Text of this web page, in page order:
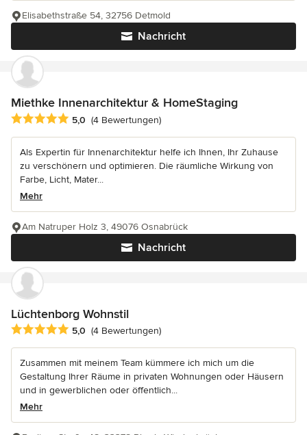
Nachricht
Elisabethstraße 54, 32756 Detmold
Miethke Innenarchitektur & HomeStaging
Durchschnittliche Bewertung: 5 von 5 Sternen
5,0 (4 Bewertungen)
Als Expertin für Innenarchitektur helfe ich Ihnen, Ihr Zuhause
zu verschönern und optimieren. Die räumliche Wirkung von
Farbe, Licht, Mater...
Mehr
Nachricht
Am Natruper Holz 3, 49076 Osnabrück
Lüchtenborg Wohnstil
Durchschnittliche Bewertung: 5 von 5 Sternen
5,0 (4 Bewertungen)
Zusammen mit meinem Team kümmere ich mich um die
Gestaltung Ihrer Räume in privaten Wohnungen oder Häusern
und in gewerblichen oder öffentlich...
Mehr